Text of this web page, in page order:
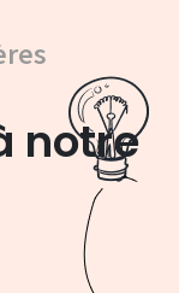
notre